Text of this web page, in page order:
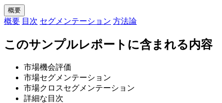
概要
概要 目次 セグメンテーション 方法論
このサンプルレポートに含まれる内容
市場機会評価
市場セグメンテーション
市場クロスセグメンテーション
詳細な目次